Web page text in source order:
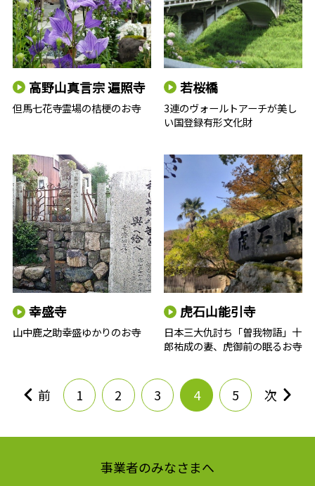
高野山真言宗 遍照寺
但馬七花寺霊場の桔梗のお寺
若桜橋
3連のヴォールトアーチが美し
い国登録有形文化財
幸盛寺
山中鹿之助幸盛ゆかりのお寺
虎石山能引寺
日本三大仇討ち「曽我物語」十
郎祐成の妻、虎御前の眠るお寺
前 1 2 3 4 5 次
事業者のみなさまへ